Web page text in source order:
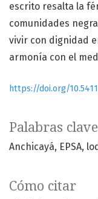
Palabras clave
Anchicayá EPSA
Cómo citar
escrito resalta la
comunidades
vivir con dignidad
armonía con el
https://doi.org/